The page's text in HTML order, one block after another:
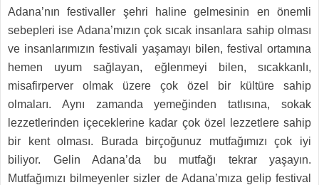
Adana’nın festivaller şehri haline gelmesinin en önemli
sebepleri ise Adana’mızın çok sıcak insanlara sahip olması
ve insanlarımızın festivali yaşamayı bilen, festival ortamına
hemen uyum sağlayan, eğlenmeyi bilen, sıcakkanlı,
misafirperver olmak üzere çok özel bir kültüre sahip
olmaları. Aynı zamanda yemeğinden tatlısına, sokak
lezzetlerinden içeceklerine kadar çok özel lezzetlere sahip
bir kent olması. Burada birçoğunuz mutfağımızı çok iyi
biliyor. Gelin Adana’da bu mutfağı tekrar yaşayın.
Mutfağımızı bilmeyenler sizler de Adana’mıza gelip festival